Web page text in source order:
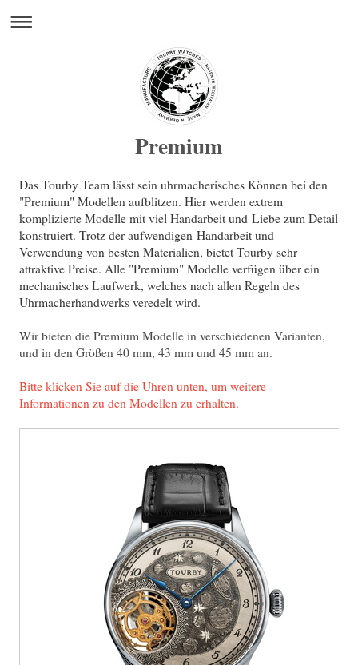
Premium
Das Tourby Team lässt sein uhrmacherisches Können bei den
"Premium" Modellen aufblitzen. Hier werden extrem
komplizierte Modelle mit viel Handarbeit und Liebe zum Detail
konstruiert. Trotz der aufwendigen Handarbeit und
Verwendung von besten Materialien, bietet Tourby sehr
attraktive Preise. Alle "Premium" Modelle verfügen über ein
mechanisches Laufwerk, welches nach allen Regeln des
Uhrmacherhandwerks veredelt wird.
Wir bieten die Premium Modelle in verschiedenen Varianten,
und in den Größen 40 mm, 43 mm und 45 mm an.
Bitte klicken Sie auf die Uhren unten, um weitere
Informationen zu den Modellen zu erhalten.